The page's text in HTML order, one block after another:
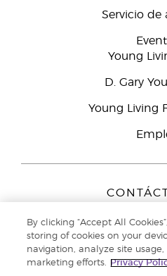
Servicio de
Young
D. Gary
Young Living
9727 AJ
By clicking “Accept All
storing of cookies on your
navigation, analyze site
marketing efforts.
Privacy